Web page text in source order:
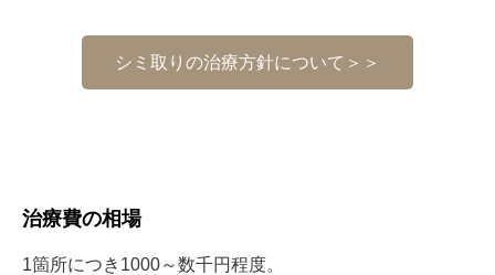
シミ取りの治療方針について＞＞
治療費の相場
1箇所につき 1000～数千円程度。